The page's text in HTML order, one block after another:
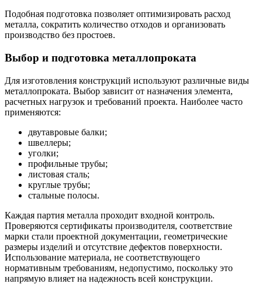
Подобная подготовка позволяет оптимизировать расход
металла, сократить количество отходов и организовать
производство без простоев.
Выбор и подготовка металлопроката
Для изготовления конструкций используют различные виды
металлопроката. Выбор зависит от назначения элемента,
расчетных нагрузок и требований проекта. Наиболее часто
применяются:
двутавровые балки;
швеллеры;
уголки;
профильные трубы;
листовая сталь;
круглые трубы;
стальные полосы.
Каждая партия металла проходит входной контроль.
Проверяются сертификаты производителя, соответствие
марки стали проектной документации, геометрические
размеры изделий и отсутствие дефектов поверхности.
Использование материала, не соответствующего
нормативным требованиям, недопустимо, поскольку это
напрямую влияет на надежность всей конструкции.